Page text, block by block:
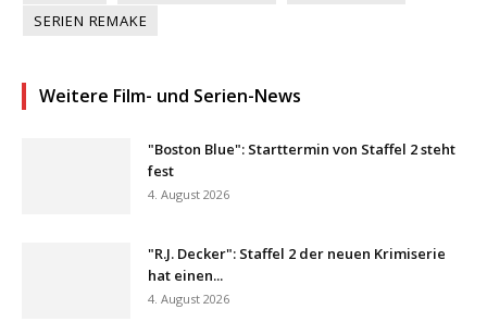
SERIEN REMAKE
Weitere Film- und Serien-News
"Boston Blue": Starttermin von Staffel 2 steht
fest
4. August 2026
"R.J. Decker": Staffel 2 der neuen Krimiserie
hat einen...
4. August 2026